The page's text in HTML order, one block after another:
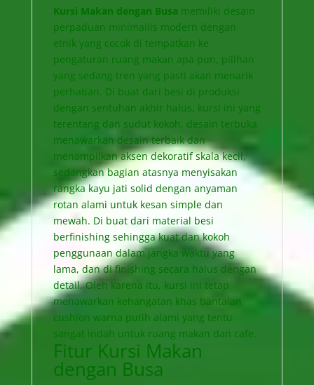
Kursi Makan dengan Busa memiliki desain
perpaduan minimailis modern dengan
etnik yang cocok di tempatkan ke
pengaturan ruang makan apa pun, pilihan
yang sedang tren yang pasti akan menarik
perhatian. Di buat dari besi di produksi
dengan sentuhan akhir halus, kursi ini yang
terentang dan sudut kokoh. desain terbuka
menawarkan desain terbaik dan
menampilkan aksen dekoratif skala kecil,
sedangkan bagian atasnya menyisakan
rangka kayu jati solid dengan anyaman
rotan alami untuk kesan simple dan
mewah. Di buat dari material besi
berfinishing sehingga kuat dan kokoh
penggunaan dalam jangka waktu yang
lama, dan di finishing secara halus dengan
detail. Oleh karena itu, kursi ini tetap
menawarkan kehangatan khas bantalan
cushion warna putih alami yang tentu
sangat indah untuk ruang makan dan cafe.
Fitur Kursi Makan
dengan Busa